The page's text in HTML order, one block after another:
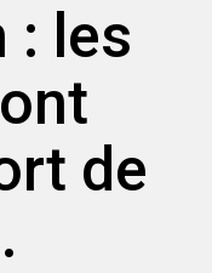
: les
de